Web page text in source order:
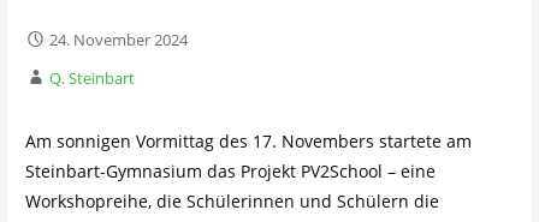
24. November 2024
Q. Steinbart
Am sonnigen Vormittag des 17. Novembers startete am
Steinbart-Gymnasium das Projekt PV2School – eine
Workshopreihe, die Schülerinnen und Schülern die